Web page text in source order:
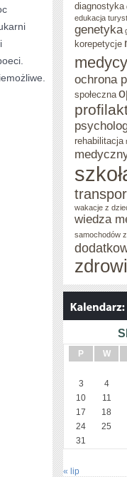
POMOCĄ
FIRMY
KURIERSKIEJ
NAJKRÓTSZY
diagnostyka
edukacja
genetyka
korepetycje
ochrona
społeczna
rehabilitacja
wakacje z
wiedza
samochodów
P W
3
4
10
11
17
18
24
25
31
« lip